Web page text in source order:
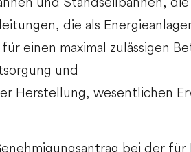
die als
einen maximal zulässigen
und
Herstellung, wesentlichen
bei der